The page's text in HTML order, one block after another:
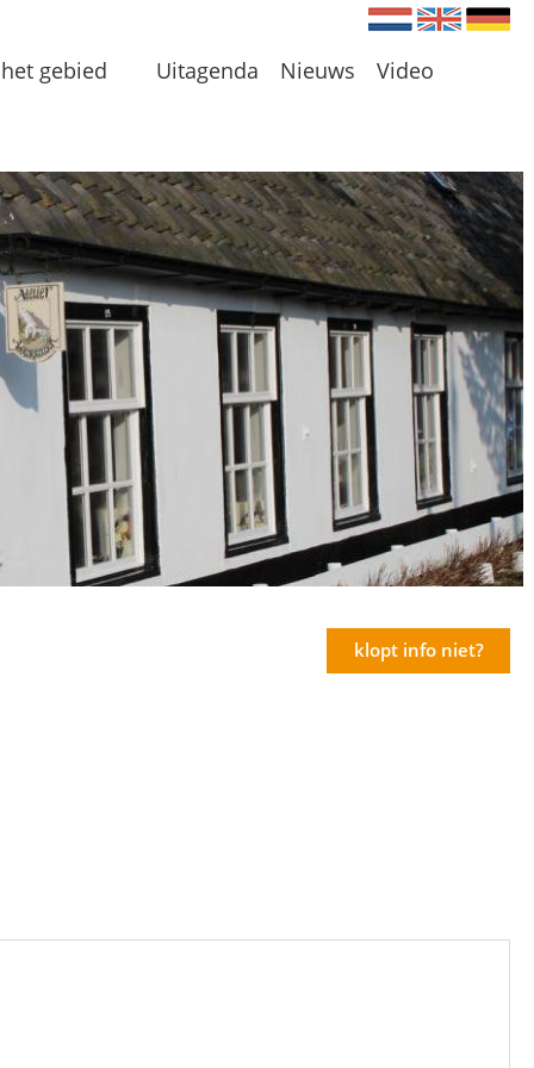
Nederlands
Engels
gebied
en Plassen
initiatieven
Uitagenda Nieuws Video
klopt info niet?